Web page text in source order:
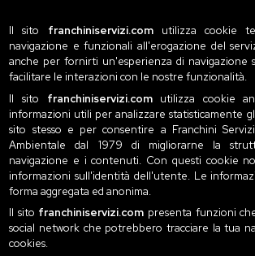
Il sito franchiniservizi.comutilizza cookie
navigazione e funzionali all'erogazione del
anche per fornirti un'esperienza di navigazione
facilitare le interazioni con le nostre funzionalità.
Il sito franchiniservizi.comutilizza cookie
informazioni utili per analizzare statisticamente
sito stesso e per consentire a Franchini
Ambientale dal 1979 di migliorarne la
navigazione e i contenuti. Con questi cookie
informazioni sull'identità dell'utente. Le
forma aggregata ed anonima.
Il sito franchiniservizi.com presenta funzioni
social network che potrebbero tracciare la tua
cookies.